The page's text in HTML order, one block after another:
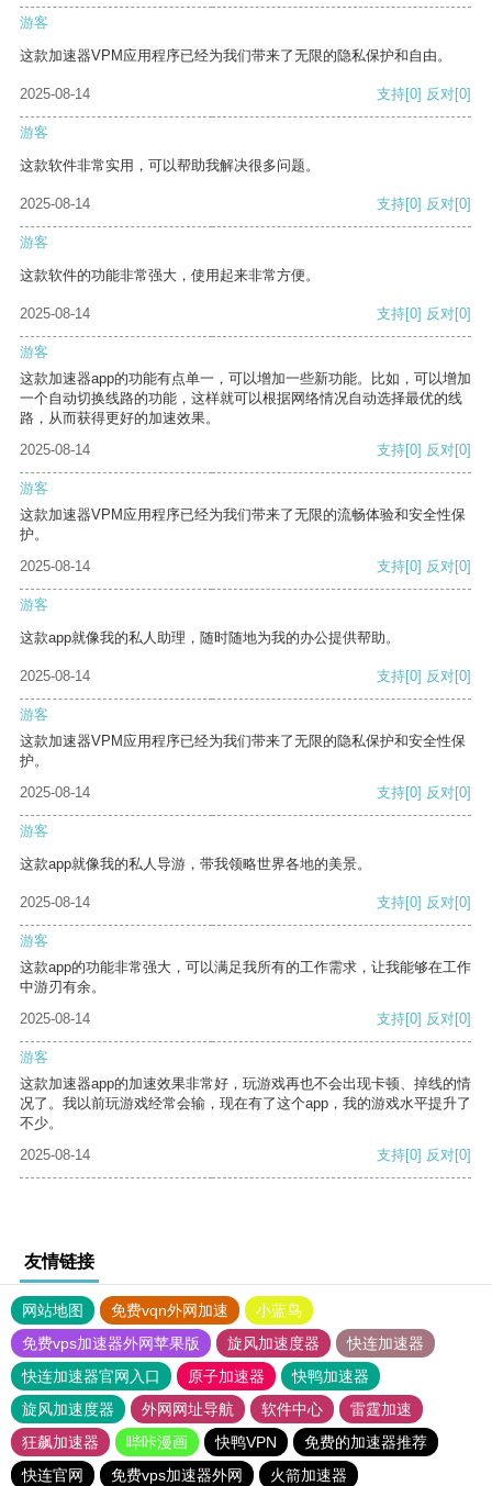
游客
这款加速器VPM应用程序已经为我们带来了无限的隐私保护和自由。
2025-08-14 支持[0] 反对[0]
游客
这款软件非常实用，可以帮助我解决很多问题。
2025-08-14 支持[0] 反对[0]
游客
这款软件的功能非常强大，使用起来非常方便。
2025-08-14 支持[0] 反对[0]
游客
这款加速器app的功能有点单一，可以增加一些新功能。比如，可以增加
一个自动切换线路的功能，这样就可以根据网络情况自动选择最优的线
路，从而获得更好的加速效果。
2025-08-14
支持[0] 反对[0]
游客
这款加速器VPM应用程序已经为我们带来了无限的流畅体验和安全性保
护。
2025-08-14
支持[0] 反对[0]
游客
这款app就像我的私人助理，随时随地为我的办公提供帮助。
2025-08-14 支持[0] 反对[0]
游客
这款加速器VPM应用程序已经为我们带来了无限的隐私保护和安全性保
护。
2025-08-14
支持[0] 反对[0]
游客
这款app就像我的私人导游，带我领略世界各地的美景。
2025-08-14 支持[0] 反对[0]
游客
这款app的功能非常强大，可以满足我所有的工作需求，让我能够在工作
中游刃有余。
2025-08-14
支持[0] 反对[0]
游客
这款加速器app的加速效果非常好，玩游戏再也不会出现卡顿、掉线的情
况了。我以前玩游戏经常会输，现在有了这个app，我的游戏水平提升了
不少。
2025-08-14
支持[0] 反对[0]
友情链接
网站地图 免费vqn外网加速
小蓝鸟
免费vps加速器外网苹果版
旋风加速度器
快连加速器
快连加速器官网入口
原子加速器
快鸭加速器
旋风加速度器
外网网址导航 软件中心
雷霆加速
狂飙加速器
哔咔漫画 快鸭VPN
免费的加速器推荐
快连官网
免费vps加速器外网 火箭加速器